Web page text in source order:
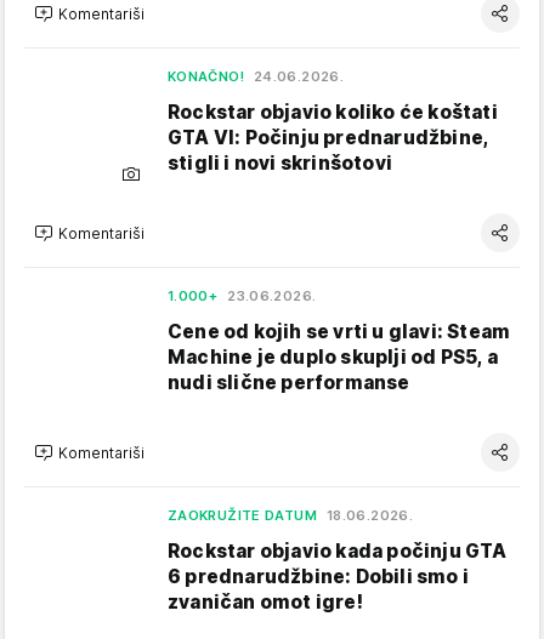
Komentariši
KONAČNO! 24.06.2026.
Rockstar objavio koliko će koštati
GTA VI: Počinju prednarudžbine,
stigli i novi skrinšotovi
Komentariši
1.000+ 23.06.2026.
Cene od kojih se vrti u glavi: Steam
Machine je duplo skuplji od PS5, a
nudi slične performanse
Komentariši
ZAOKRUŽITE DATUM 18.06.2026.
Rockstar objavio kada počinju GTA
6 prednarudžbine: Dobili smo i
zvaničan omot igre!